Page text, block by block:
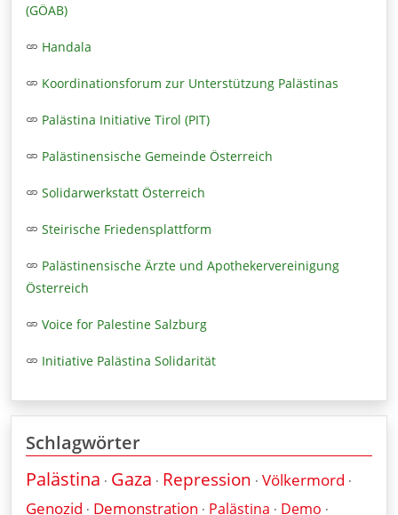
(GÖAB)
Handala
Koordinationsforum zur Unterstützung Palästinas
Palästina Initiative Tirol (PIT)
Palästinensische Gemeinde Österreich
Solidarwerkstatt Österreich
Steirische Friedensplattform
Palästinensische Ärzte und Apothekervereinigung
Österreich
Voice for Palestine Salzburg
Initiative Palästina Solidarität
Schlagwörter
Palästina · Gaza · Repression · Völkermord ·
Genozid · Demonstration · Palästina · Demo ·